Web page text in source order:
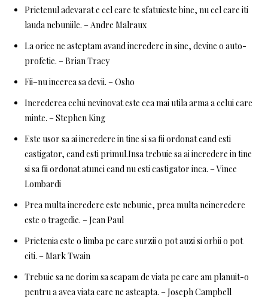
Prietenul adevarat e cel care te sfatuieste bine, nu cel care iti
lauda nebuniile. – Andre Malraux
La orice ne asteptam avand incredere in sine, devine o auto-
profetie. – Brian Tracy
Fii–nu incerca sa devii. – Osho
Increderea celui nevinovat este cea mai utila arma a celui care
minte. – Stephen King
Este usor sa ai incredere in tine si sa fii ordonat cand esti
castigator, cand esti primul.Insa trebuie sa ai incredere in tine
si sa fii ordonat atunci cand nu esti castigator inca. – Vince
Lombardi
Prea multa incredere este nebunie, prea multa neincredere
este o tragedie. – Jean Paul
Prietenia este o limba pe care surzii o pot auzi si orbii o pot
citi. – Mark Twain
Trebuie sa ne dorim sa scapam de viata pe care am planuit-o
pentru a avea viata care ne asteapta. – Joseph Campbell